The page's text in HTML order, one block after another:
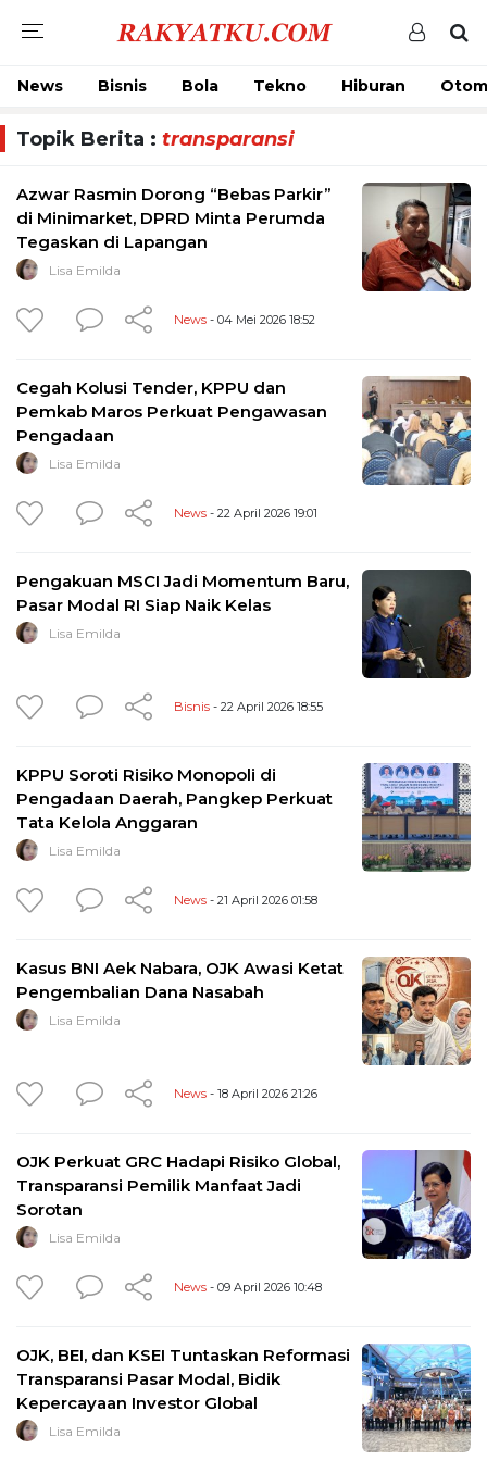
News Bisnis Bola Tekno Hiburan
Topik Berita : transparansi
Azwar Rasmin Dorong “Bebas Parkir”
di Minimarket, DPRD Minta Perumda
Tegaskan di Lapangan
Lisa Emilda
News - 04 Mei 2026 18:52
Cegah Kolusi Tender, KPPU dan
Pemkab Maros Perkuat Pengawasan
Pengadaan
Lisa Emilda
News - 22 April 2026 19:01
Pengakuan MSCI Jadi Momentum Baru,
Pasar Modal RI Siap Naik Kelas
Lisa Emilda
Bisnis - 22 April 2026 18:55
KPPU Soroti Risiko Monopoli di
Pengadaan Daerah, Pangkep Perkuat
Tata Kelola Anggaran
Lisa Emilda
News - 21 April 2026 01:58
Kasus BNI Aek Nabara, OJK Awasi Ketat
Pengembalian Dana Nasabah
Lisa Emilda
News - 18 April 2026 21:26
OJK Perkuat GRC Hadapi Risiko Global,
Transparansi Pemilik Manfaat Jadi
Sorotan
Lisa Emilda
News - 09 April 2026 10:48
OJK, BEI, dan KSEI Tuntaskan Reformasi
Transparansi Pasar Modal, Bidik
Kepercayaan Investor Global
Lisa Emilda